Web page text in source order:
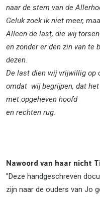
naar de stem van de
Geluk zoek ik niet meer,
Alleen de last, die wij
en zonder er den zin van te
dezen.
De last dien wij vrijwillig op
omdat wij begrijpen, dat
met opgeheven hoofd
en rechten rug.
Nawoord van haar nicht
"Deze handgeschreven
zijn naar de ouders van Jo